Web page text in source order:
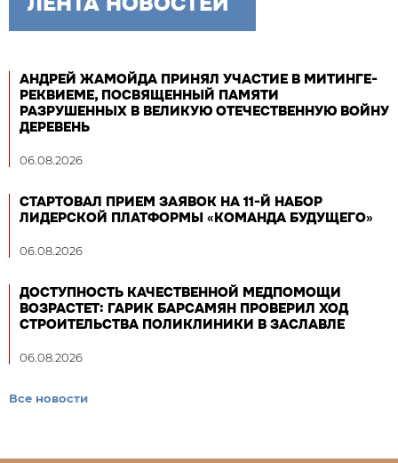
АНДРЕЙ ЖАМОЙДА ПРИНЯЛ УЧАСТИЕ В МИТИНГЕ-
РЕКВИЕМЕ, ПОСВЯЩЕННЫЙ ПАМЯТИ
РАЗРУШЕННЫХ В ВЕЛИКУЮ ОТЕЧЕСТВЕННУЮ ВОЙНУ
ДЕРЕВЕНЬ
06.08.2026
СТАРТОВАЛ ПРИЕМ ЗАЯВОК НА 11-Й НАБОР
ЛИДЕРСКОЙ ПЛАТФОРМЫ «КОМАНДА БУДУЩЕГО»
06.08.2026
ДОСТУПНОСТЬ КАЧЕСТВЕННОЙ МЕДПОМОЩИ
ВОЗРАСТЕТ: ГАРИК БАРСАМЯН ПРОВЕРИЛ ХОД
СТРОИТЕЛЬСТВА ПОЛИКЛИНИКИ В ЗАСЛАВЛЕ
06.08.2026
Все новости